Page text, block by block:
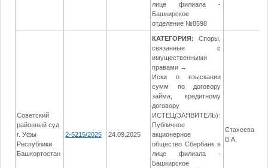
лице филиала -
Башкирское
отделение №8598
Советский
районный суд
г. Уфы
Республики
Башкортостан
2-5215/2025 24.09.2025
КАТЕГОРИЯ:
Споры,
связанные с
имущественными
правами →
Иски о взыскании
сумм по договору
займа, кредитному
договору
ИСТЕЦ(ЗАЯВИТЕЛЬ):
Публичное
акционерное
общество Сбербанк в
лице филиала -
Башкирское
Стахеева
В.А.